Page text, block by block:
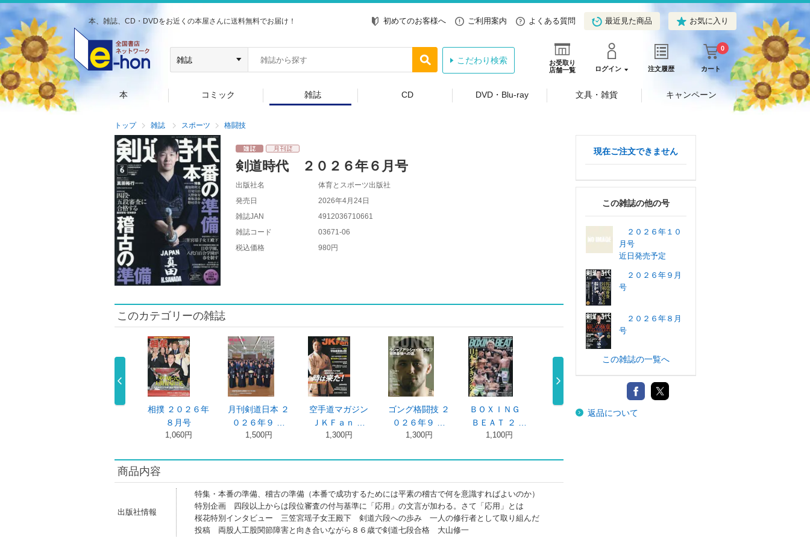
本、雑誌、CD・DVDをお近くの本屋さんに送料無料でお届け！ 初めてのお客様へ ご利用案内 よくある質問 最近見た商品 お気に入り
お受取り
店舗一覧
ログイン 注文履歴 カート
0
こだわり検索
本 コミック 雑誌 CD DVD・Blu-ray 文具・雑貨 キャンペーン
トップ 雑誌 スポーツ 格闘技
剣道時代 ２０２６年６月号
出版社名
体育とスポーツ出版社
発売日
2026年4月24日
雑誌JAN
4912036710661
雑誌コード
03671-06
税込価格
980円
このカテゴリーの雑誌
空手道マガジン
相撲 ２０２６年
８月号
1,060円
月刊剣道日本 ２
０２６年９ …
1,500円
空手道マガジン
ＪＫＦａｎ …
1,300円
ゴング格闘技 ２
０２６年９ …
1,300円
ＢＯＸＩＮＧ
ＢＥＡＴ ２ …
1,100円
秘伝 ２０２６年
相撲 ２０２６年
商品内容
出版社情報
特集・本番の準備、稽古の準備（本番で成功するためには平素の稽古で何を意識すればよいのか）
特別企画 四段以上からは段位審査の付与基準に「応用」の文言が加わる。さて「応用」とは
桜花特別インタビュー 三笠宮瑶子女王殿下 剣道六段への歩み 一人の修行者として取り組んだ
投稿 両股人工股関節障害と向き合いながら８６歳で剣道七段合格 大山修一
現在ご注文できません
この雑誌の他の号
２０２６年１０
月号
近日発売予定
２０２６年９月
号
２０２６年８月
号
この雑誌の一覧へ
返品について